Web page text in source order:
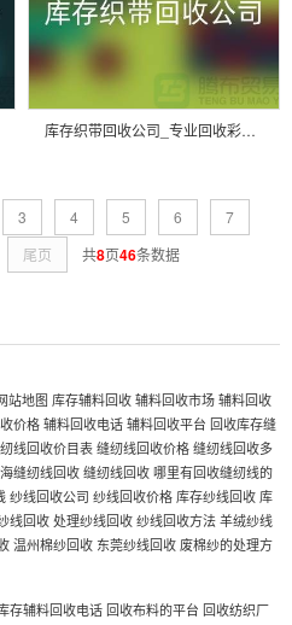
库存织带回收公司_专业回收彩带厂家_上海腾布贸易有限公司
3 4 5 6
7
尾页 共8页46条数据
站地图 库存辅料回收 辅料回收市场 辅料回收
价格 辅料回收电话 辅料回收平台 回收库存缝
线回收价目表 缝纫线回收价格 缝纫线回收多
海缝纫线回收 缝纫线回收 哪里有回收缝纫线的
纱线回收公司 纱线回收价格 库存纱线回收 库
线回收 处理纱线回收 纱线回收方法 羊绒纱线
温州棉纱回收 东莞纱线回收 废棉纱的处理方
存辅料回收电话 回收布料的平台 回收纺织厂